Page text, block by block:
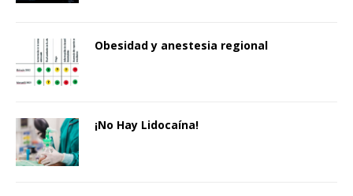
Obesidad y anestesia regional
¡No Hay Lidocaína!